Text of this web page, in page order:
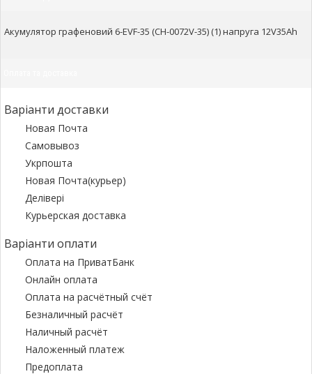
Акумулятор графеновий 6-EVF-35 (CH-0072V-35) (1) напруга 12V35Ah
Варіанти доставки
Новая Почта
Самовывоз
Укрпошта
Новая Почта(курьер)
Делівері
Курьерская доставка
Варіанти оплати
Оплата на ПриватБанк
Онлайн оплата
Оплата на расчётный счёт
Безналичный расчёт
Наличный расчёт
Наложенный платеж
Предоплата